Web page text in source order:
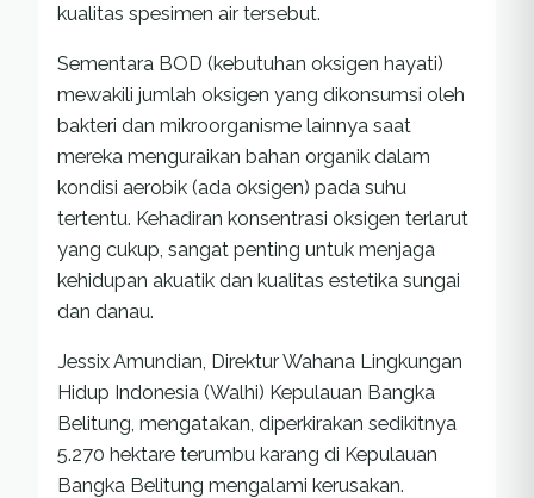
kualitas spesimen air tersebut.
Sementara BOD (kebutuhan oksigen hayati)
mewakili jumlah oksigen yang dikonsumsi oleh
bakteri dan mikroorganisme lainnya saat
mereka menguraikan bahan organik dalam
kondisi aerobik (ada oksigen) pada suhu
tertentu. Kehadiran konsentrasi oksigen terlarut
yang cukup, sangat penting untuk menjaga
kehidupan akuatik dan kualitas estetika sungai
dan danau.
Jessix Amundian, Direktur Wahana Lingkungan
Hidup Indonesia (Walhi) Kepulauan Bangka
Belitung, mengatakan, diperkirakan sedikitnya
5.270 hektare terumbu karang di Kepulauan
Bangka Belitung mengalami kerusakan.